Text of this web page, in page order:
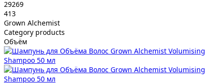
29269
413
Grown Alchemist
Category products
Объём